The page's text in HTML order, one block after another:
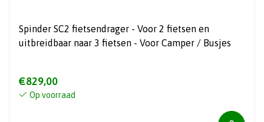
Spinder SC2 fietsendrager - Voor 2 fietsen en
uitbreidbaar naar 3 fietsen - Voor Camper / Busjes
€829,00
Op voorraad